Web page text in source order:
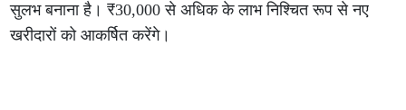
सुलभ बनाना है। ₹30,000 से अधिक के लाभ निश्चित रूप से नए
खरीदारों को आकर्षित करेंगे।